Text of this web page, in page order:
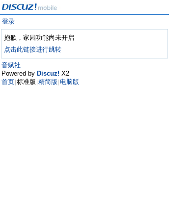
登录
抱歉，家园功能尚未开启
点击此链接进行跳转
音赋社
Powered by Discuz! X2
首页 标准版 精简版 电脑版